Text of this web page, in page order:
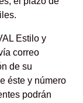
Estilo y
correo
de su
éste y número
podrán